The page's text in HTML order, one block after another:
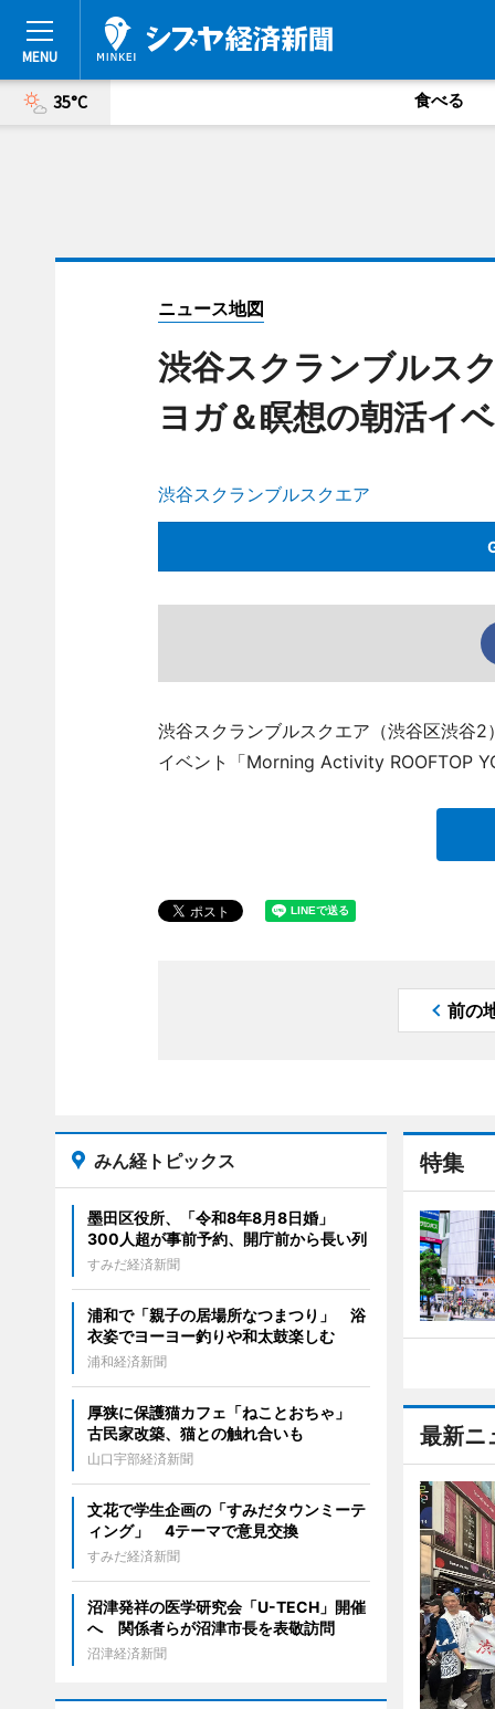
35°C 食べる
ニュース地図
渋谷スクランブルス
ヨガ＆瞑想の朝活イ
渋谷スクランブルスクエア
渋谷スクランブルスクエア（渋谷区渋谷
イベント「Morning Activity ROOFTOP
前の
特集
最新ニ
みん経トピックス
墨田区役所、「令和8年8月8日婚」
300人超が事前予約、開庁前から長い列
すみだ経済新聞
浦和で「親子の居場所なつまつり」 浴
衣姿でヨーヨー釣りや和太鼓楽しむ
浦和経済新聞
厚狭に保護猫カフェ「ねことおちゃ」
古民家改築、猫との触れ合いも
山口宇部経済新聞
文花で学生企画の「すみだタウンミーテ
ィング」 4テーマで意見交換
すみだ経済新聞
沼津発祥の医学研究会「U-TECH」開催
へ 関係者らが沼津市長を表敬訪問
沼津経済新聞